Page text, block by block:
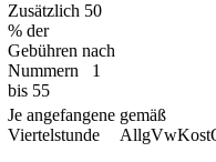
Zusätzlich 50
% der
Gebühren nach
Nummern 1
bis 55
Je angefangene
Viertelstunde
gemäß